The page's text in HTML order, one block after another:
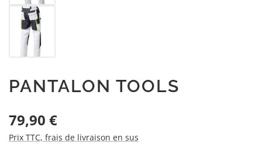
PANTALON TOOLS
Prix régulier :
79,90 €
Prix TTC, frais de livraison en sus